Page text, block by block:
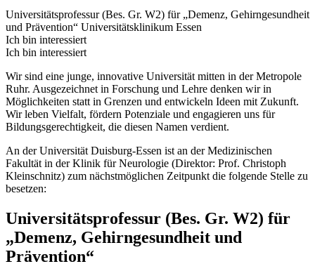
Universitätsprofessur (Bes. Gr. W2) für „Demenz, Gehirngesundheit
und Prävention“ Universitätsklinikum Essen
Ich bin interessiert
Ich bin interessiert
Wir sind eine junge, innovative Universität mitten in der Metropole
Ruhr. Ausgezeichnet in Forschung und Lehre denken wir in
Möglichkeiten statt in Grenzen und entwickeln Ideen mit Zukunft.
Wir leben Vielfalt, fördern Potenziale und engagieren uns für
Bildungsgerechtigkeit, die diesen Namen verdient.
An der Universität Duisburg-Essen ist an der Medizinischen
Fakultät in der Klinik für Neurologie (Direktor: Prof. Christoph
Kleinschnitz) zum nächstmöglichen Zeitpunkt die folgende Stelle zu
besetzen:
Universitätsprofessur (Bes. Gr. W2) für
„Demenz, Gehirngesundheit und
Prävention“